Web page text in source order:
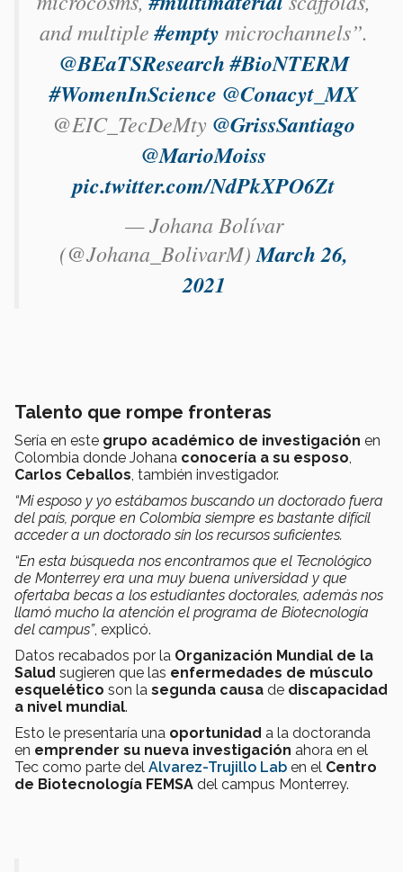
and multiple#empty microchannels”.
@BEaTSResearch#BioNTERM
#WomenInScience @Conacyt_MX
@EIC_TecDeMty @GrissSantiago
@MarioMoiss
pic.twitter.com/NdPkXPO6Zt
— Johana Bolívar
(@Johana_BolivarM) March 26,
2021
Talento que rompe fronteras
Sería en este grupo académico de investigación en
Colombia donde Johana conocería a su esposo,
Carlos Ceballos, también investigador.
“Mi esposo y yo estábamos buscando un doctorado fuera
del país, porque en Colombia siempre es bastante difícil
acceder a un doctorado sin los recursos suficientes.
“En esta búsqueda nos encontramos que el Tecnológico
de Monterrey era una muy buena universidad y que
ofertaba becas a los estudiantes doctorales, además nos
llamó mucho la atención el programa de Biotecnología
del campus”, explicó.
Datos recabados por la Organización Mundial de la
Salud sugieren que las enfermedades de músculo
esquelético son la segunda causa de discapacidad
a nivel mundial.
Esto le presentaría una oportunidad a la doctoranda
en emprender su nueva investigación ahora en el
Tec como parte del Alvarez-Trujillo Lab en el Centro
de Biotecnología FEMSA del campus Monterrey.